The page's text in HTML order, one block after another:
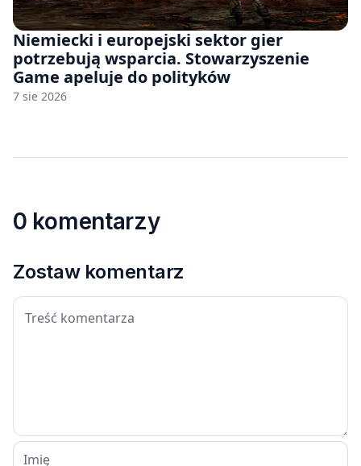
Niemiecki i europejski sektor gier
potrzebują wsparcia. Stowarzyszenie
Game apeluje do polityków
7 sie 2026
0 komentarzy
Zostaw komentarz